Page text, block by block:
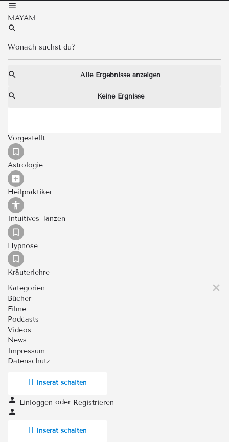
MAYAM
Alle Ergebnisse anzeigen
Keine Ergnisse
Vorgestellt
Astrologie
Heilpraktiker
Intuitives Tanzen
Hypnose
Kräuterlehre
Kategorien
Bücher
Filme
Podcasts
Videos
News
Impressum
Datenschutz
Inserat schalten
Einloggen oder Registrieren
Inserat schalten